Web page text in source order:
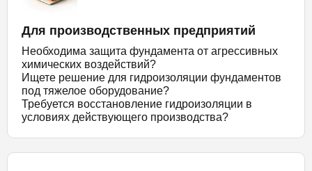
Для производственных предприятий
Необходима защита фундамента от агрессивных
химических воздействий?
Ищете решение для гидроизоляции фундаментов
под тяжелое оборудование?
Требуется восстановление гидроизоляции в
условиях действующего производства?